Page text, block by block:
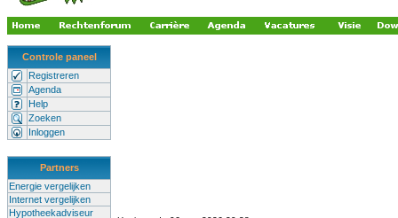
Controle paneel
Registreren
Agenda
Help
Zoeken
Inloggen
Partners
Energie vergelijken
Internet vergelijken
Hypotheekadviseur